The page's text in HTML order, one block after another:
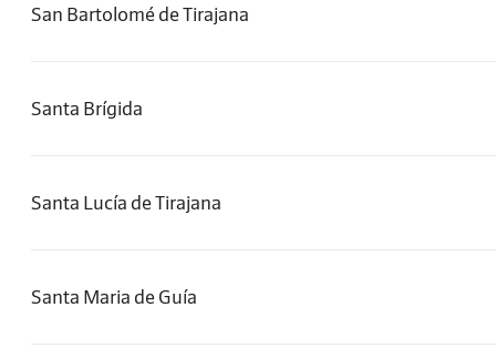
San Bartolomé de Tirajana
Santa Brígida
Santa Lucía de Tirajana
Santa Maria de Guía